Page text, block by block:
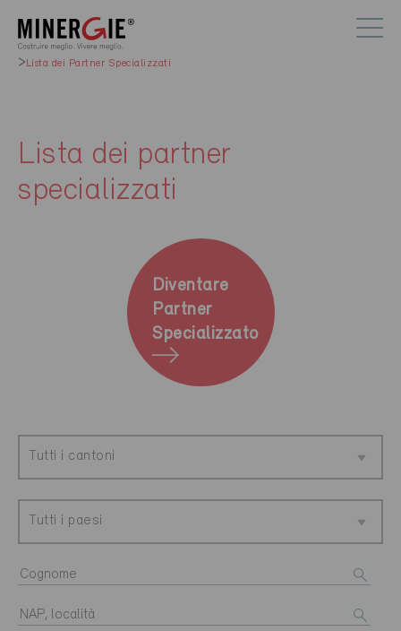
Lista dei Partner Specializzati
Lista dei partner
specializzati
Diventare
Partner
Specializzato
Tutti i cantoni
Tutti i paesi